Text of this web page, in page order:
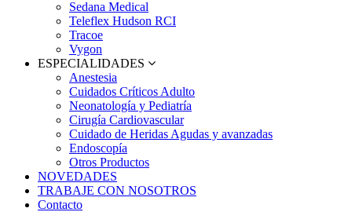
Sedana Medical
Teleflex Hudson RCI
Tracoe
Vygon
ESPECIALIDADES
Anestesia
Cuidados Críticos Adulto
Neonatología y Pediatría
Cirugía Cardiovascular
Cuidado de Heridas Agudas y avanzadas
Endoscopía
Otros Productos
NOVEDADES
TRABAJE CON NOSOTROS
Contacto